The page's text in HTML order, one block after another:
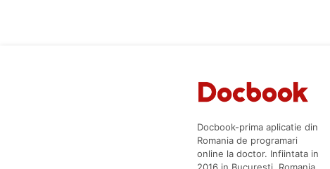
Docbook-prima aplicatie din
Romania de programari
online la doctor. Infiintata in
2016 in Bucuresti, Romania,